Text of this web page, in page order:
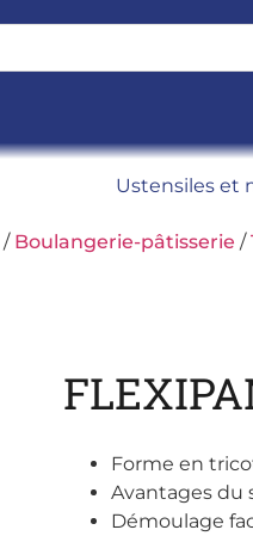
Ustensiles et
/ Boulangerie-pâtisserie /
Forme en
Avantages du
Démoulage